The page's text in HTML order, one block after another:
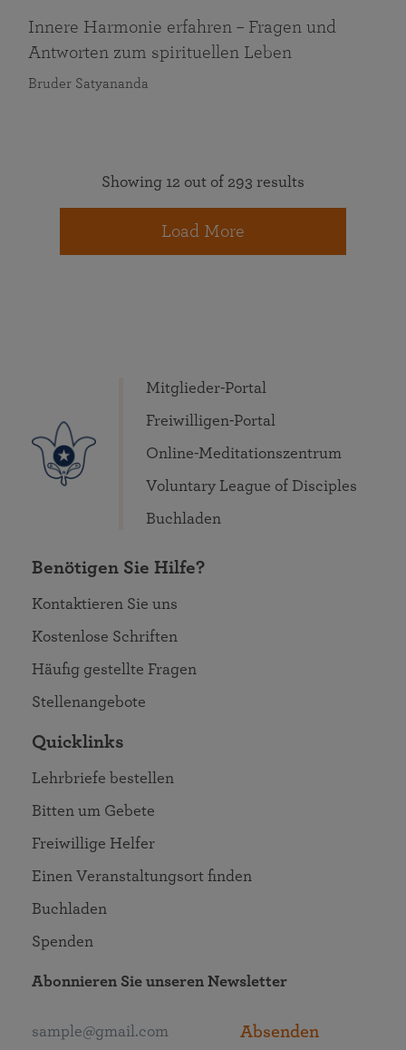
Innere Harmonie erfahren – Fragen und
Antworten zum spirituellen Leben
Bruder Satyananda
Showing 12 out of 293 results
Load More
Mitglieder-Portal
Freiwilligen-Portal
Online-Meditationszentrum
Voluntary League of Disciples
Buchladen
Benötigen Sie Hilfe?
Kontaktieren Sie uns
Kostenlose Schriften
Häufig gestellte Fragen
Stellenangebote
Quicklinks
Lehrbriefe bestellen
Bitten um Gebete
Freiwillige Helfer
Einen Veranstaltungsort finden
Buchladen
Spenden
Abonnieren Sie unseren Newsletter
Absenden